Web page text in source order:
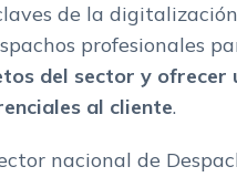
de la
profesionales
del sector y ofrecer
al cliente.
nacional de